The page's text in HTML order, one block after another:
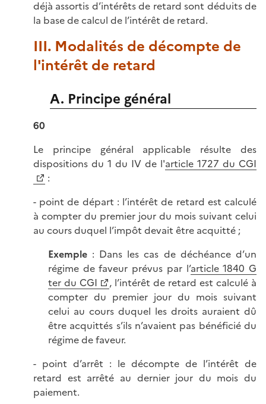
déjà assortis d’intérêts de retard sont déduits de
la base de calcul de l’intérêt de retard.
III. Modalités de décompte de
l'intérêt de retard
A. Principe général
60
Le principe général applicable résulte des
dispositions du 1 du IV de l'article 1727 du CGI
:
- point de départ : l’intérêt de retard est calculé
à compter du premier jour du mois suivant celui
au cours duquel l’impôt devait être acquitté ;
Exemple: Dans les cas de déchéance d’un
régime de faveur prévus par l’article 1840 G
ter du CGI
, l’intérêt de retard est calculé à
compter du premier jour du mois suivant
celui au cours duquel les droits auraient dû
être acquittés s’ils n’avaient pas bénéficié du
régime de faveur.
- point d’arrêt : le décompte de l’intérêt de
retard est arrêté au dernier jour du mois du
paiement.